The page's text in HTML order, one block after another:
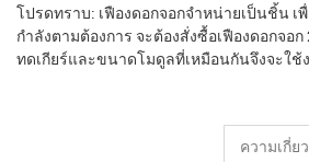
โปรดทราบ: เฟืองดอกจอกจำหน่ายเป็นชิ้น เ
กำลังตามต้องการ จะต้องสั่งซื้อเฟืองดอกจอก
ทดเกียร์และขนาดโมดูลที่เหมือนกันจึงจะใช้